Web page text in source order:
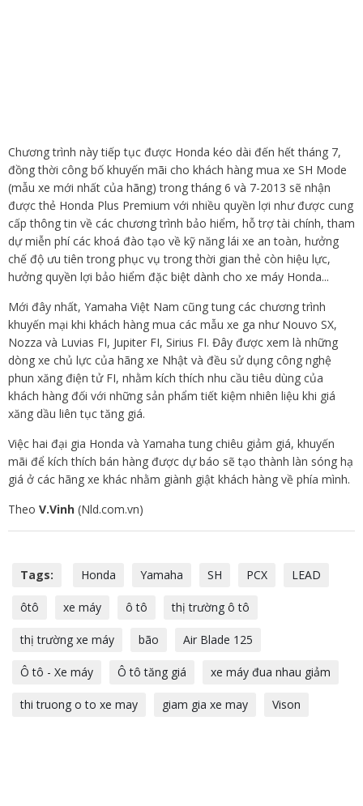
Chương trình này tiếp tục được Honda kéo dài đến hết tháng 7,
đồng thời công bố khuyến mãi cho khách hàng mua xe SH Mode
(mẫu xe mới nhất của hãng) trong tháng 6 và 7-2013 sẽ nhận
được thẻ Honda Plus Premium với nhiều quyền lợi như được cung
cấp thông tin về các chương trình bảo hiểm, hỗ trợ tài chính, tham
dự miễn phí các khoá đào tạo về kỹ năng lái xe an toàn, hưởng
chế độ ưu tiên trong phục vụ trong thời gian thẻ còn hiệu lực,
hưởng quyền lợi bảo hiểm đặc biệt dành cho xe máy Honda...
Mới đây nhất, Yamaha Việt Nam cũng tung các chương trình
khuyến mại khi khách hàng mua các mẫu xe ga như Nouvo SX,
Nozza và Luvias FI, Jupiter FI, Sirius FI. Đây được xem là những
dòng xe chủ lực của hãng xe Nhật và đều sử dụng công nghệ
phun xăng điện tử FI, nhằm kích thích nhu cầu tiêu dùng của
khách hàng đối với những sản phẩm tiết kiệm nhiên liệu khi giá
xăng dầu liên tục tăng giá.
Việc hai đại gia Honda và Yamaha tung chiêu giảm giá, khuyến
mãi để kích thích bán hàng được dự báo sẽ tạo thành làn sóng hạ
giá ở các hãng xe khác nhằm giành giật khách hàng về phía mình.
Theo V.Vinh (Nld.com.vn)
Tags: Honda Yamaha SH PCX LEAD
ôtô xe máy ô tô thị trường ô tô
thị trường xe máy bão Air Blade 125
Ô tô - Xe máy Ô tô tăng giá xe máy đua nhau giảm
thi truong o to xe may giam gia xe may Vison